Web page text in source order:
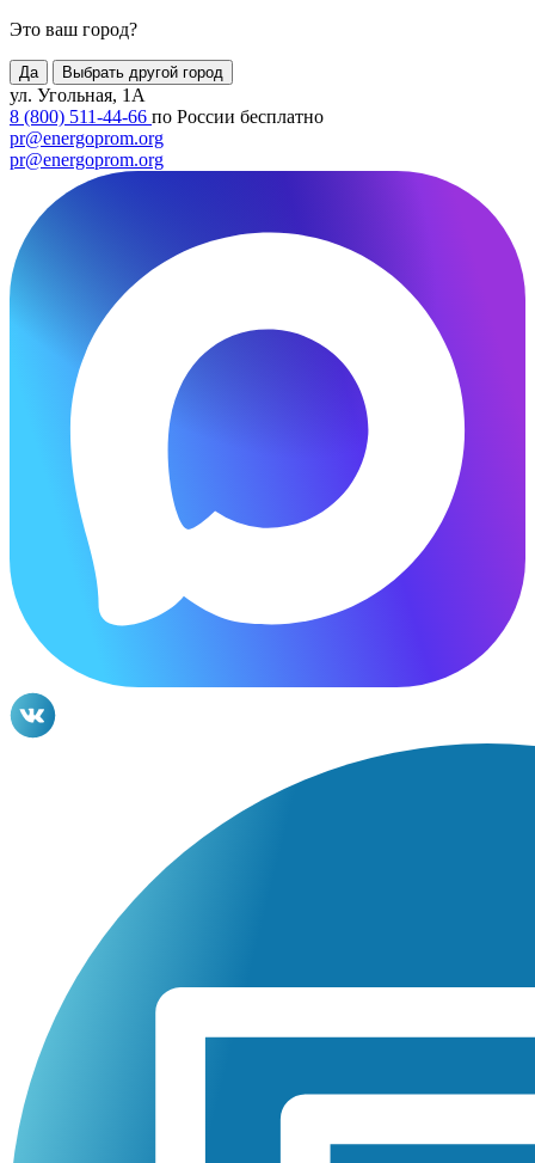
Это ваш город?
Да Выбрать другой город
ул. Угольная, 1А
8 (800) 511-44-66 по России бесплатно
pr@energoprom.org
pr@energoprom.org